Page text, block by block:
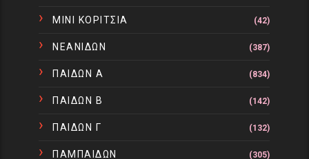
ΜΙΝΙ ΚΟΡΙΤΣΙΑ (42)
ΝΕΑΝΙΔΩΝ (387)
ΠΑΙΔΩΝ Α (834)
ΠΑΙΔΩΝ Β (142)
ΠΑΙΔΩΝ Γ (132)
ΠΑΜΠΑΙΔΩΝ (305)